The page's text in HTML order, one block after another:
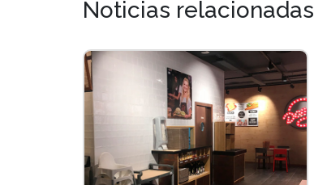
Noticias relacionadas